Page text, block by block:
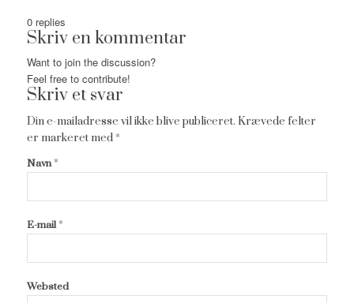
0 replies
Skriv en kommentar
Want to join the discussion?
Feel free to contribute!
Skriv et svar
Din e-mailadresse vil ikke blive publiceret. Krævede felter
er markeret med *
Navn*
E-mail*
Websted